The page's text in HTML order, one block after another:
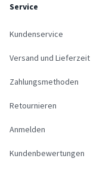
Service
Kundenservice
Versand und Lieferzeit
Zahlungsmethoden
Retournieren
Anmelden
Kundenbewertungen